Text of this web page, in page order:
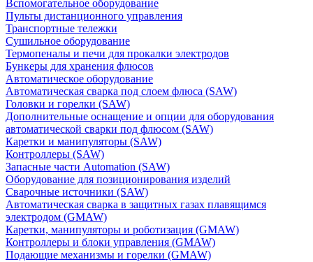
Вспомогательное оборудование
Пульты дистанционного управления
Транспортные тележки
Сушильное оборудование
Термопеналы и печи для прокалки электродов
Бункеры для хранения флюсов
Автоматическое оборудование
Автоматическая сварка под слоем флюса (SAW)
Головки и горелки (SAW)
Дополнительные оснащение и опции для оборудования
автоматической сварки под флюсом (SAW)
Каретки и манипуляторы (SAW)
Контроллеры (SAW)
Запасные части Automation (SAW)
Оборудование для позиционирования изделий
Сварочные источники (SAW)
Автоматическая сварка в защитных газах плавящимся
электродом (GMAW)
Каретки, манипуляторы и роботизация (GMAW)
Контроллеры и блоки управления (GMAW)
Подающие механизмы и горелки (GMAW)